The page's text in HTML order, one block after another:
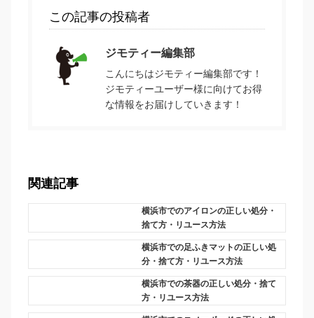
この記事の投稿者
ジモティー編集部
こんにちはジモティー編集部です！
ジモティーユーザー様に向けてお得
な情報をお届けしていきます！
関連記事
横浜市でのアイロンの正しい処分・
捨て方・リユース方法
横浜市での足ふきマットの正しい処
分・捨て方・リユース方法
横浜市での茶器の正しい処分・捨て
方・リユース方法